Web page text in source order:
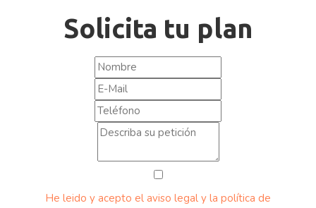
Solicita tu plan
He leido y acepto el aviso legal y la política de